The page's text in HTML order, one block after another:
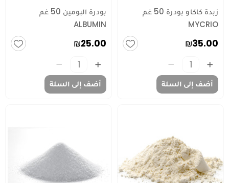
زبدة كاكاو بودرة 50 غم
MYCRIO
₪35.00
أضف إلى السلة
بودرة البومين 50 غم
ALBUMIN
₪25.00
أضف إلى السلة